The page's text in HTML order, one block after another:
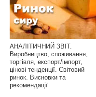
АНАЛІТИЧНИЙ ЗВІТ.
Виробництво, споживання,
торгівля, експорт/імпорт,
цінові тенденції. Світовий
ринок. Висновки та
рекомендації